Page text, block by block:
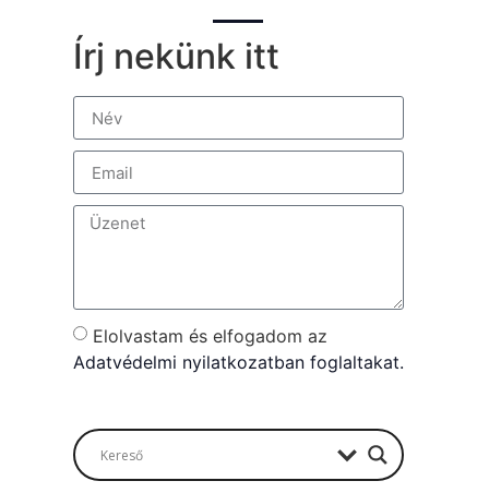
Írj nekünk itt
Elolvastam és elfogadom az
Adatvédelmi nyilatkozatban foglaltakat.